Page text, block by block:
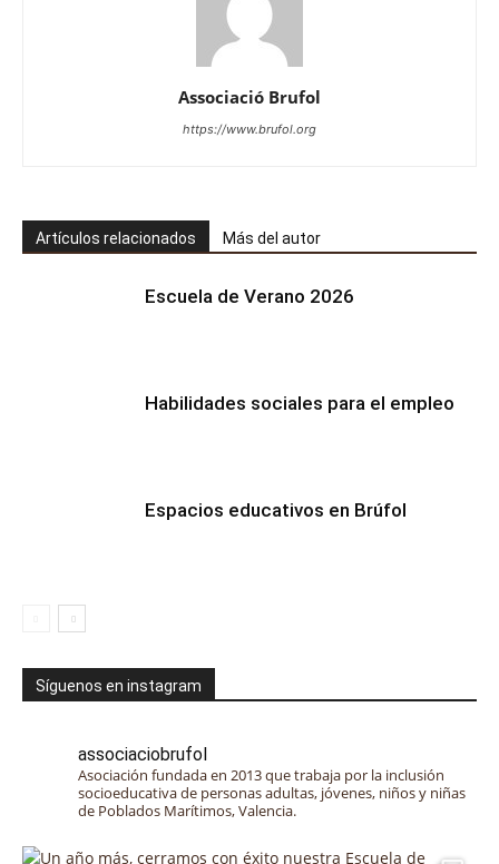
Associació Brufol
https://www.brufol.org
Artículos relacionados Más del autor
Escuela de Verano 2026
Habilidades sociales para el empleo
Espacios educativos en Brúfol
Síguenos en instagram
associaciobrufol
Asociación fundada en 2013 que trabaja por la inclusión
socioeducativa de personas adultas, jóvenes, niños y niñas
de Poblados Marítimos, Valencia.